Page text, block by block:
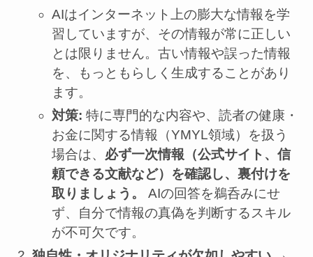
AIはインターネット上の膨大な情報を学
習していますが、その情報が常に正しい
とは限りません。古い情報や誤った情報
を、もっともらしく生成することがあり
ます。
対策: 特に専門的な内容や、読者の健康・
お金に関する情報（YMYL領域）を扱う
場合は、 必ず一次情報（公式サイト、信
頼できる文献など）を確認し、裏付けを
取りましょう。
AIの回答を鵜呑みにせ
ず、自分で情報の真偽を判断するスキル
が不可欠です。